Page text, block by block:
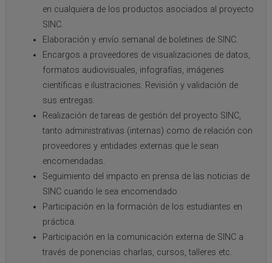
en cualquiera de los productos asociados al proyecto
SINC.
Elaboración y envío semanal de boletines de SINC.
Encargos a proveedores de visualizaciones de datos,
formatos audiovisuales, infografías, imágenes
científicas e ilustraciones. Revisión y validación de
sus entregas.
Realización de tareas de gestión del proyecto SINC,
tanto administrativas (internas) como de relación con
proveedores y entidades externas que le sean
encomendadas.
Seguimiento del impacto en prensa de las noticias de
SINC cuando le sea encomendado
Participación en la formación de los estudiantes en
práctica.
Participación en la comunicación externa de SINC a
través de ponencias charlas, cursos, talleres etc.